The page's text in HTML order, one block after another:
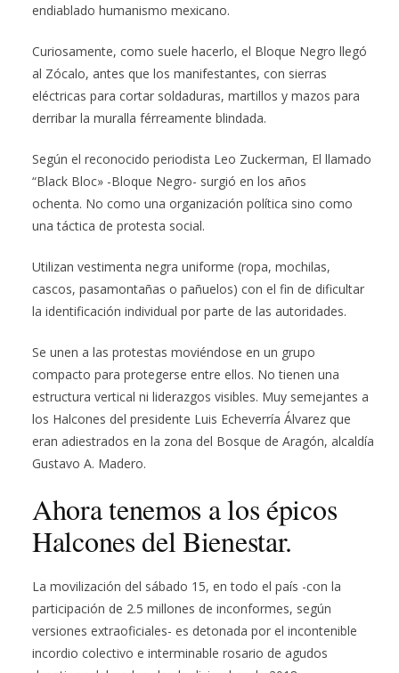
endiablado humanismo mexicano.
Curiosamente, como suele hacerlo, el Bloque Negro llegó
al Zócalo, antes que los manifestantes, con sierras
eléctricas para cortar soldaduras, martillos y mazos para
derribar la muralla férreamente blindada.
Según el reconocido periodista Leo Zuckerman, El llamado
“Black Bloc» -Bloque Negro- surgió en los años
ochenta. No como una organización política sino como
una táctica de protesta social.
Utilizan vestimenta negra uniforme (ropa, mochilas,
cascos, pasamontañas o pañuelos) con el fin de dificultar
la identificación individual por parte de las autoridades.
Se unen a las protestas moviéndose en un grupo
compacto para protegerse entre ellos. No tienen una
estructura vertical ni liderazgos visibles. Muy semejantes a
los Halcones del presidente Luis Echeverría Álvarez que
eran adiestrados en la zona del Bosque de Aragón, alcaldía
Gustavo A. Madero.
Ahora tenemos a los épicos
Halcones del Bienestar.
La movilización del sábado 15, en todo el país -con la
participación de 2.5 millones de inconformes, según
versiones extraoficiales- es detonada por el incontenible
incordio colectivo e interminable rosario de agudos